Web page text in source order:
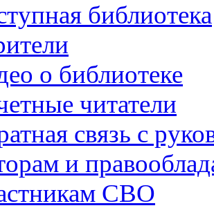
библиотека
о библиотеке
читатели
связь с
и
СВО